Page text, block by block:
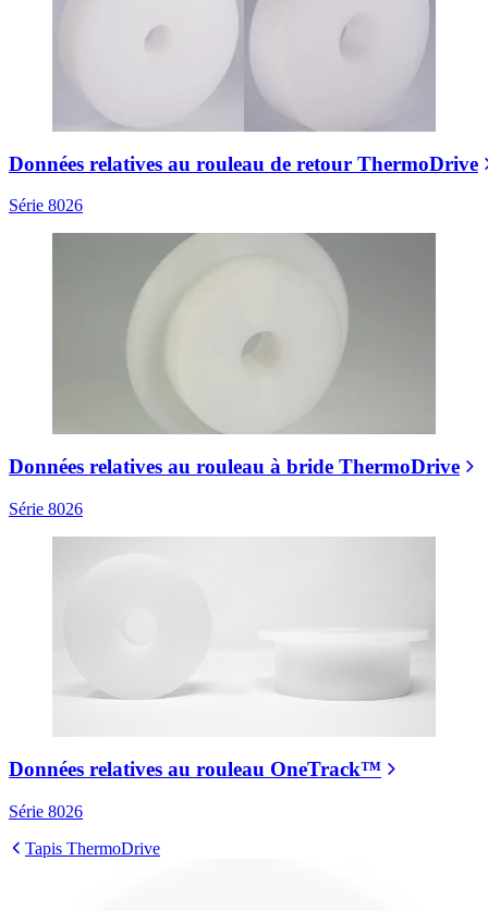
Données relatives au rouleau de retour ThermoDrive
Série 8026
Données relatives au rouleau à bride ThermoDrive
Série 8026
Données relatives au rouleau OneTrack™
Série 8026
Tapis ThermoDrive